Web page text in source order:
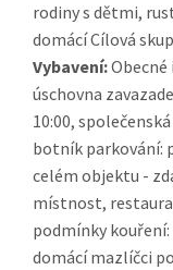
rodiny s dětmi,
domácí Cílová
Vybavení:Obecné
úschovna
10:00,
botník parkování:
celém objektu -
místnost,
podmínky
domácí mazlíčci